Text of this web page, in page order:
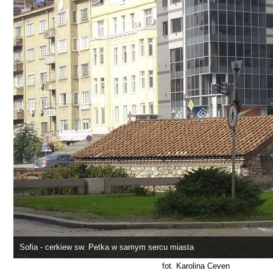
Sofia - cerkiew sw. Petka w samym sercu miasta
fot. Karolina Ceven